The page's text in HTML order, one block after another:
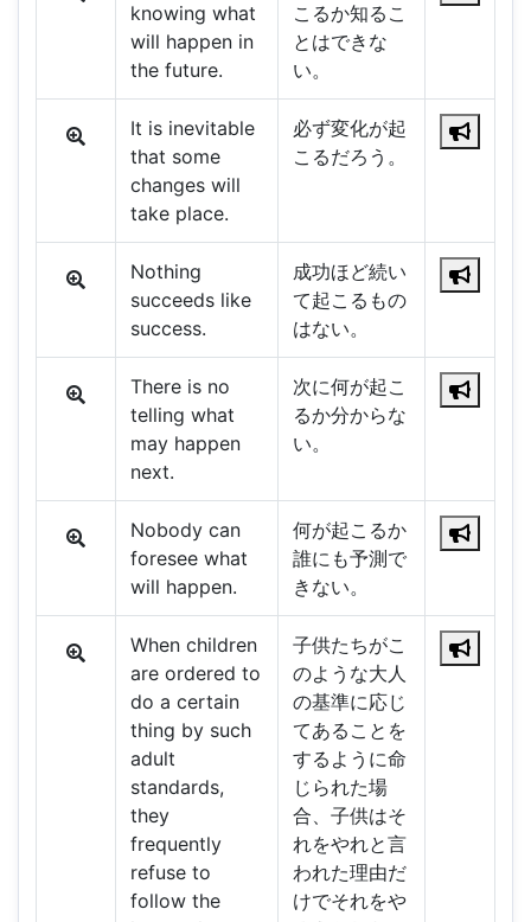
knowing what
will happen in
the future.
こるか知るこ
とはできな
い。
It is inevitable
that some
changes will
take place.
必ず変化が起
こるだろう。
Nothing
succeeds like
success.
成功ほど続い
て起こるもの
はない。
There is no
telling what
may happen
next.
次に何が起こ
るか分からな
い。
Nobody can
foresee what
will happen.
何が起こるか
誰にも予測で
きない。
When children
are ordered to
do a certain
thing by such
adult
standards,
they
frequently
refuse to
follow the
子供たちがこ
のような大人
の基準に応じ
てあることを
するように命
じられた場
合、子供はそ
れをやれと言
われた理由だ
けでそれをや